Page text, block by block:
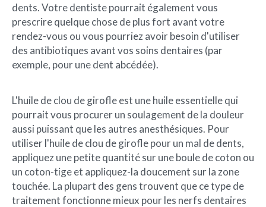
dents. Votre dentiste pourrait également vous
prescrire quelque chose de plus fort avant votre
rendez-vous ou vous pourriez avoir besoin d'utiliser
des antibiotiques avant vos soins dentaires (par
exemple, pour une dent abcédée).
L'huile de clou de girofle est une huile essentielle qui
pourrait vous procurer un soulagement de la douleur
aussi puissant que les autres anesthésiques. Pour
utiliser l'huile de clou de girofle pour un mal de dents,
appliquez une petite quantité sur une boule de coton ou
un coton-tige et appliquez-la doucement sur la zone
touchée. La plupart des gens trouvent que ce type de
traitement fonctionne mieux pour les nerfs dentaires